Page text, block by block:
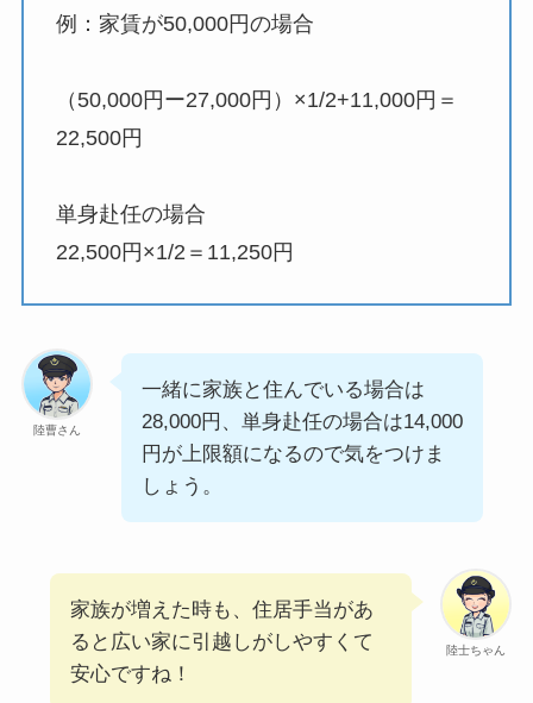
例：家賃が50,000円の場合
（50,000円ー27,000円）×1/2+11,000円＝
22,500円
単身赴任の場合
22,500円×1/2＝11,250円
陸曹さん
一緒に家族と住んでいる場合は
28,000円、単身赴任の場合は14,000
円が上限額になるので気をつけま
しょう。
陸士ちゃん
家族が増えた時も、住居手当があ
ると広い家に引越しがしやすくて
安心ですね！